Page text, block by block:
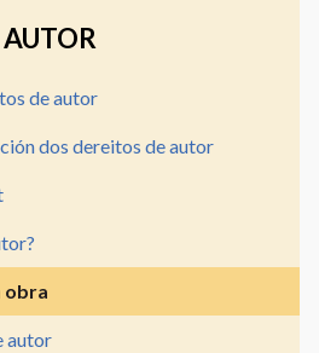
de autor
dos dereitos de autor
obra
autor